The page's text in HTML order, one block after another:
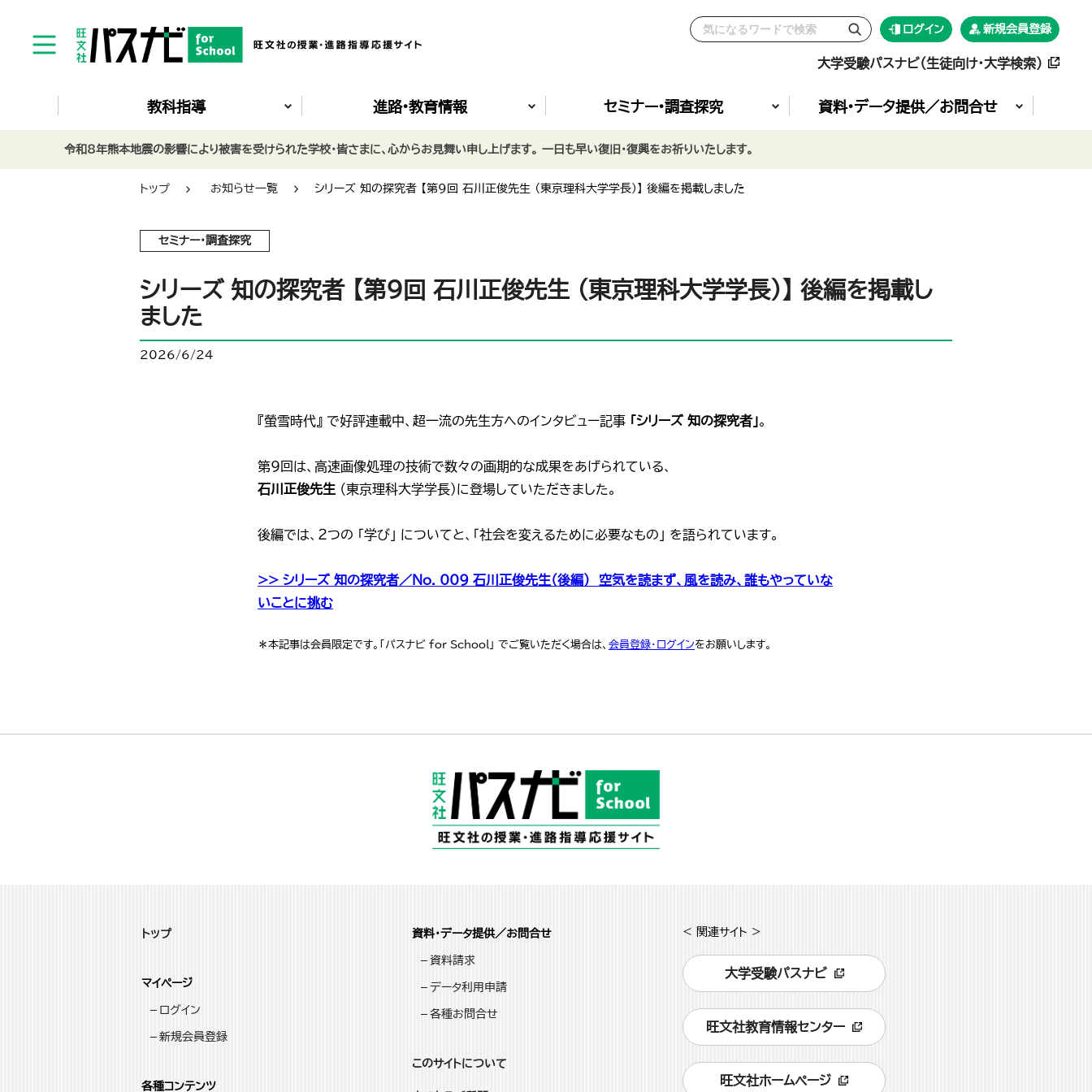
ログイン 新規会員登録
大学受験パスナビ（生徒向け・大学検索）
教科指導 進路•教育情報 セミナー•調査探究 資料•データ提供／お問合せ
トップ お知らせ一覧 シリーズ 知の探究者 【第9回 石川正俊先生 （東京理科大学学長）】 後編を掲載しました
セミナー・調査探究
シリーズ 知の探究者 【第9回 石川正俊先生 （東京理科大学学長）】 後編を掲載し
ました
2026/6/24
『螢雪時代』 で好評連載中、超一流の先生方へのインタビュー記事 「シリーズ 知の探究者」。
第9回は、高速画像処理の技術で数々の画期的な成果をあげられている、
石川正俊先生 （東京理科大学学長）に登場していただきました。
後編では、２つの 「学び」 についてと、「社会を変えるために必要なもの」 を語られています。
>> シリーズ 知の探究者／No. 009 石川正俊先生（後編） 空気を読まず、風を読み、誰もやっていな
いことに挑む
＊本記事は会員限定です。「パスナビ for School」 でご覧いただく場合は、 会員登録・ログインをお願いします。
トップ
マイページ
ログイン
新規会員登録
各種コンテンツ
資料・データ提供／お問合せ
資料請求
データ利用申請
各種お問合せ
このサイトについて
< 関連サイト >
大学受験パスナビ
旺文社教育情報センター
旺文社ホームページ
令和8年熊本地震の影響により被害を受けられた学校・皆さまに、心からお見舞い申し上げます。 一日も早い復旧・復興をお祈りいたします。